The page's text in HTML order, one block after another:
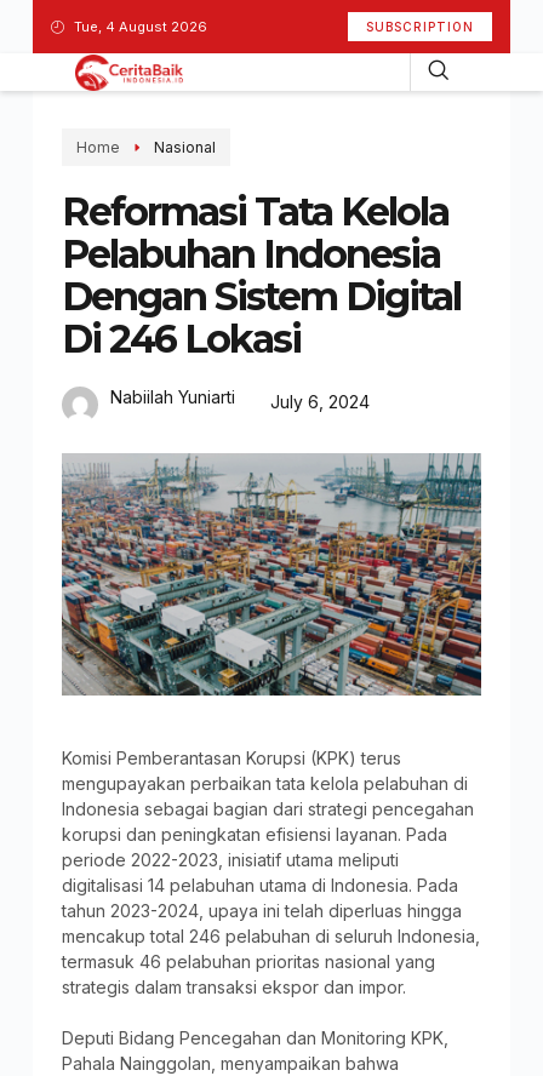
Tue, 4 August 2026 SUBSCRIPTION
Home Nasional
Reformasi Tata Kelola
Pelabuhan Indonesia
Dengan Sistem Digital
Di 246 Lokasi
Nabiilah Yuniarti July 6, 2024
Komisi Pemberantasan Korupsi (KPK) terus
mengupayakan perbaikan tata kelola pelabuhan di
Indonesia sebagai bagian dari strategi pencegahan
korupsi dan peningkatan efisiensi layanan. Pada
periode 2022-2023, inisiatif utama meliputi
digitalisasi 14 pelabuhan utama di Indonesia. Pada
tahun 2023-2024, upaya ini telah diperluas hingga
mencakup total 246 pelabuhan di seluruh Indonesia,
termasuk 46 pelabuhan prioritas nasional yang
strategis dalam transaksi ekspor dan impor.
Deputi Bidang Pencegahan dan Monitoring KPK,
Pahala Nainggolan, menyampaikan bahwa